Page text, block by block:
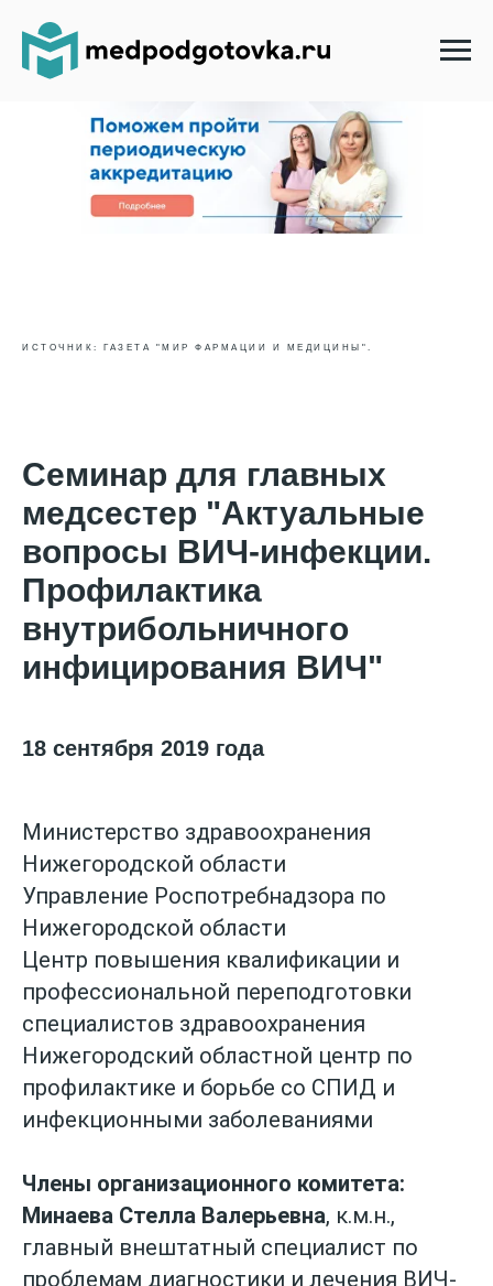
ИСТОЧНИК: ГАЗЕТА "МИР ФАРМАЦИИ И МЕДИЦИНЫ".
Семинар для главных
медсестер "Актуальные
вопросы ВИЧ-инфекции.
Профилактика
внутрибольничного
инфицирования ВИЧ"
18 сентября 2019 года
Министерство здравоохранения
Нижегородской области
Управление Роспотребнадзора по
Нижегородской области
Центр повышения квалификации и
профессиональной переподготовки
специалистов здравоохранения
Нижегородский областной центр по
профилактике и борьбе со СПИД и
инфекционными заболеваниями
Члены организационного комитета:
Минаева Стелла Валерьевна, к.м.н.,
главный внештатный специалист по
проблемам диагностики и лечения ВИЧ-